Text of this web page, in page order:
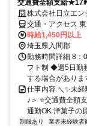
交通費全額支給★17
株式会社日立エ
交通・アクセス
OK＞
時給1,450円以上
埼玉県入間郡
勤務時間詳細 8：
フト制 ◆週5日勤
する場合がありま
仕事内容 ＼✨未
♪＞ ⭐交通費全額
通勤OK 洋菓子の
制服あり 業界未経験者